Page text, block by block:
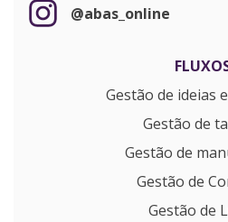
@abas_online
Gestão de ideias
Gestão de
Gestão de
Gestão de
Gestão de